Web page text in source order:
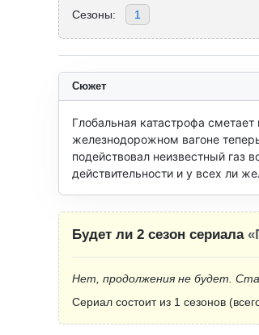
Сезоны: 1
Сюжет
Глобальная катастрофа
железнодорожном вагоне
подействовал неизвестный газ
действительности и у всех ли
Будет ли 2 сезон сериала
Нет, продолжения не будет.
Сериал состоит из 1 сезонов